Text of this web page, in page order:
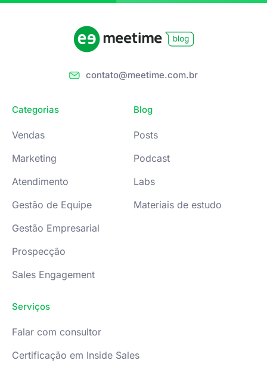
contato@meetime.com.br
Categorias
Vendas
Marketing
Atendimento
Gestão de Equipe
Gestão Empresarial
Prospecção
Sales Engagement
Blog
Posts
Podcast
Labs
Materiais de estudo
Serviços
Falar com consultor
Certificação em Inside Sales